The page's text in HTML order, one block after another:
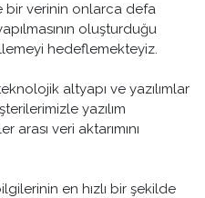
bir verinin onlarca defa
oluşturduğu
hedeflemekteyiz.
altyapı ve yazılımlar
yazılım
veri aktarımını
en hızlı bir şekilde